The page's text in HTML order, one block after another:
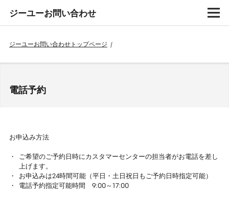
ジーユーお問い合わせ
ジーユーお問い合わせトップページ /
電話予約
お申込み方法
ご希望のご予約日時にカスタマーセンターの担当者がお電話を差し
上げます。
お申込みは24時間可能（平日・土日祝日もご予約日時指定可能）
電話予約指定可能時間 9:00～17:00